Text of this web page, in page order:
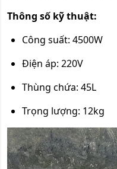
Thông số kỹ thuật:
Công suất: 4500W
Điện áp: 220V
Thùng chứa: 45L
Trọng lượng: 12kg